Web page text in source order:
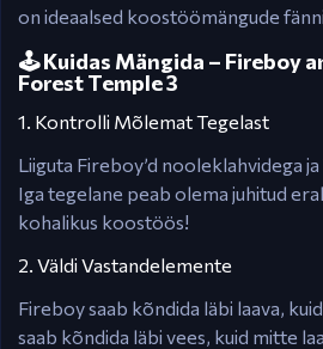
on ideaalsed koostöömängude
🕹️ Kuidas Mängida – Fireboy
Forest Temple 3
1. Kontrolli Mõlemat Tegelast
Liiguta Fireboy’d nooleklahvidega
Iga tegelane peab olema juhitud
kohalikus koostöös!
2. Väldi Vastandelemente
Fireboy saab kõndida läbi laava,
saab kõndida läbi vees, kuid mitte